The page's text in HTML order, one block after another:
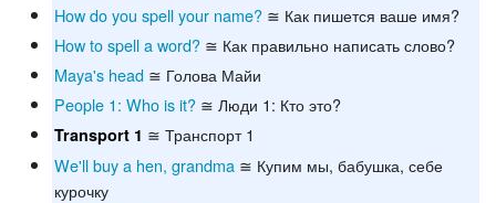
How do you spell your name? ≅ Как пишется ваше имя?
How to spell a word? ≅ Как правильно написать слово?
Maya's head ≅ Голова Майи
People 1: Who is it? ≅ Люди 1: Кто это?
Transport 1 ≅ Транспорт 1
We'll buy a hen, grandma ≅ Купим мы, бабушка, себе
курочку